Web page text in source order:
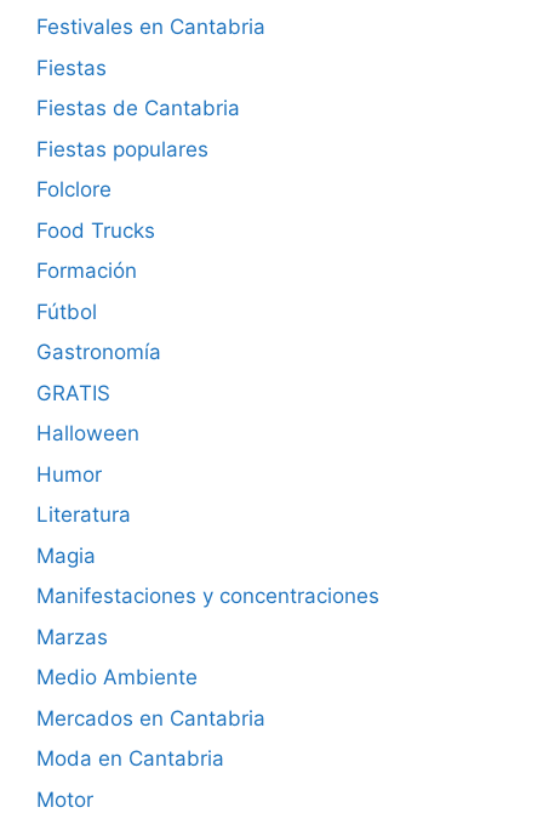
Festivales en Cantabria
Fiestas
Fiestas de Cantabria
Fiestas populares
Folclore
Food Trucks
Formación
Fútbol
Gastronomía
GRATIS
Halloween
Humor
Literatura
Magia
Manifestaciones y concentraciones
Marzas
Medio Ambiente
Mercados en Cantabria
Moda en Cantabria
Motor